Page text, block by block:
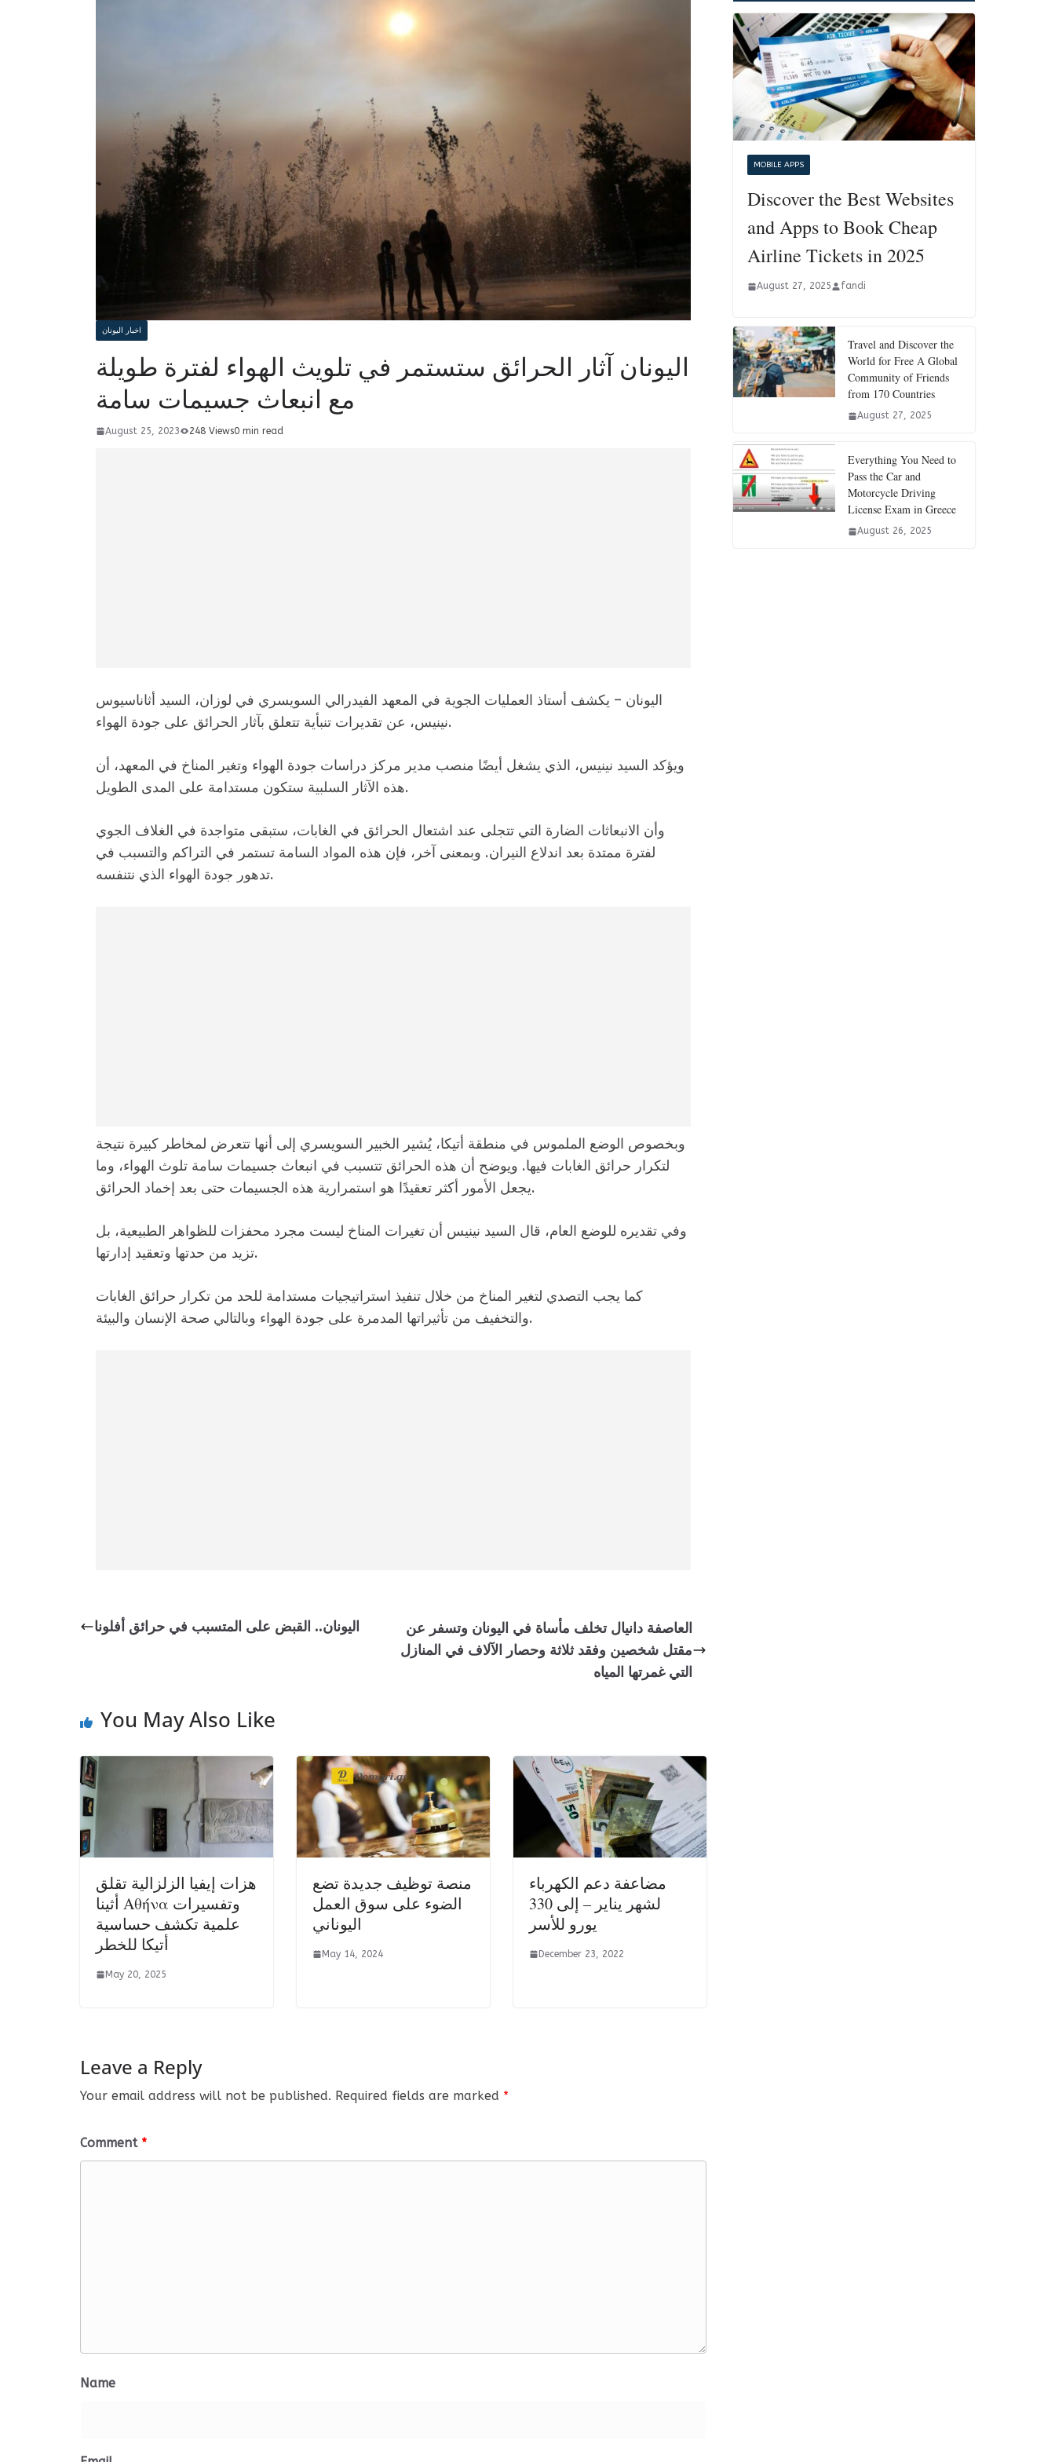
اخبار اليونان
اليونان آثار الحرائق ستستمر في تلويث الهواء لفترة طويلة
مع انبعاث جسيمات سامة
August 25, 2023 248 Views0 min read
اليونان – يكشف أستاذ العمليات الجوية في المعهد الفيدرالي السويسري في لوزان، السيد أثاناسيوس
نينيس، عن تقديرات تنبأية تتعلق بآثار الحرائق على جودة الهواء.
ويؤكد السيد نينيس، الذي يشغل أيضًا منصب مدير مركز دراسات جودة الهواء وتغير المناخ في المعهد، أن
هذه الآثار السلبية ستكون مستدامة على المدى الطويل.
وأن الانبعاثات الضارة التي تتجلى عند اشتعال الحرائق في الغابات، ستبقى متواجدة في الغلاف الجوي
لفترة ممتدة بعد اندلاع النيران. وبمعنى آخر، فإن هذه المواد السامة تستمر في التراكم والتسبب في
تدهور جودة الهواء الذي نتنفسه.
وبخصوص الوضع الملموس في منطقة أتيكا، يُشير الخبير السويسري إلى أنها تتعرض لمخاطر كبيرة نتيجة
لتكرار حرائق الغابات فيها. ويوضح أن هذه الحرائق تتسبب في انبعاث جسيمات سامة تلوث الهواء، وما
يجعل الأمور أكثر تعقيدًا هو استمرارية هذه الجسيمات حتى بعد إخماد الحرائق.
وفي تقديره للوضع العام، قال السيد نينيس أن تغيرات المناخ ليست مجرد محفزات للظواهر الطبيعية، بل
تزيد من حدتها وتعقيد إدارتها.
كما يجب التصدي لتغير المناخ من خلال تنفيذ استراتيجيات مستدامة للحد من تكرار حرائق الغابات
والتخفيف من تأثيراتها المدمرة على جودة الهواء وبالتالي صحة الإنسان والبيئة.
اليونان.. القبض على المتسبب في حرائق أفلونا
العاصفة دانيال تخلف مأساة في اليونان وتسفر عن
مقتل شخصين وفقد ثلاثة وحصار الآلاف في المنازل
التي غمرتها المياه
You May Also Like
هزات إيفيا الزلزالية تقلق
أثينا Αθήνα وتفسيرات
علمية تكشف حساسية
أتيكا للخطر
May 20, 2025
منصة توظيف جديدة تضع
الضوء على سوق العمل
اليوناني
May 14, 2024
مضاعفة دعم الكهرباء
لشهر يناير – إلى 330
يورو للأسر
December 23, 2022
Leave a Reply
Your email address will not be published. Required fields are marked *
Comment *
Name
MOBILE APPS
Discover the Best Websites
and Apps to Book Cheap
Airline Tickets in 2025
August 27, 2025 fandi
Travel and Discover the
World for Free A Global
Community of Friends
from 170 Countries
August 27, 2025
Everything You Need to
Pass the Car and
Motorcycle Driving
License Exam in Greece
August 26, 2025